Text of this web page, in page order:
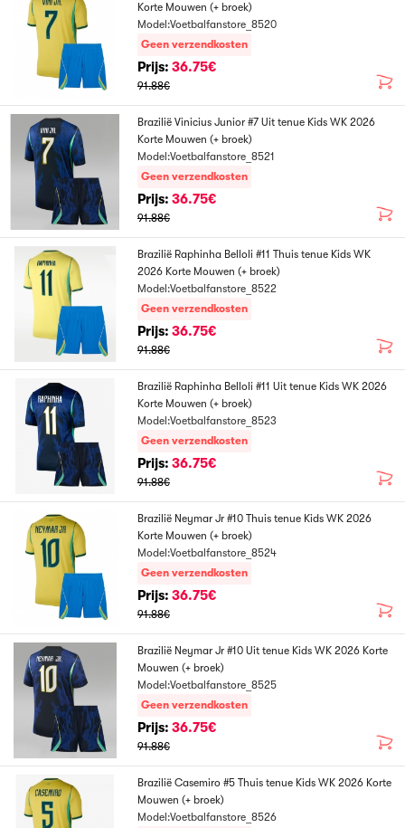
Korte Mouwen (+ broek)
Model:Voetbalfanstore_8520
Geen verzendkosten
Prijs: 36.75€
91.88€
Brazilië Vinicius Junior #7 Uit tenue Kids WK 2026
Korte Mouwen (+ broek)
Model:Voetbalfanstore_8521
Geen verzendkosten
Prijs: 36.75€
91.88€
Brazilië Raphinha Belloli #11 Thuis tenue Kids WK
2026 Korte Mouwen (+ broek)
Model:Voetbalfanstore_8522
Geen verzendkosten
Prijs: 36.75€
91.88€
Brazilië Raphinha Belloli #11 Uit tenue Kids WK 2026
Korte Mouwen (+ broek)
Model:Voetbalfanstore_8523
Geen verzendkosten
Prijs: 36.75€
91.88€
Brazilië Neymar Jr #10 Thuis tenue Kids WK 2026
Korte Mouwen (+ broek)
Model:Voetbalfanstore_8524
Geen verzendkosten
Prijs: 36.75€
91.88€
Brazilië Neymar Jr #10 Uit tenue Kids WK 2026 Korte
Mouwen (+ broek)
Model:Voetbalfanstore_8525
Geen verzendkosten
Prijs: 36.75€
91.88€
Brazilië Casemiro #5 Thuis tenue Kids WK 2026 Korte
Mouwen (+ broek)
Model:Voetbalfanstore_8526